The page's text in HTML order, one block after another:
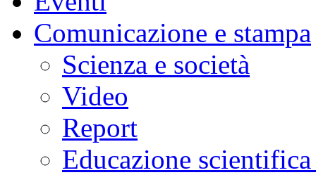
Comunicazione e stampa
Scienza e società
Video
Report
Educazione